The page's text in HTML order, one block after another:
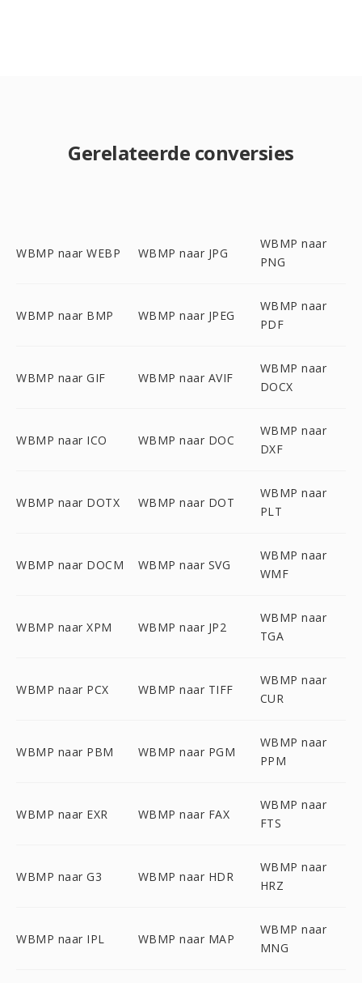
Gerelateerde conversies
WBMP naar WEBP WBMP naar JPG
WBMP naar
PNG
WBMP naar BMP WBMP naar JPEG
WBMP naar
PDF
WBMP naar GIF WBMP naar AVIF
WBMP naar
DOCX
WBMP naar ICO WBMP naar DOC
WBMP naar
DXF
WBMP naar DOTX WBMP naar DOT
WBMP naar
PLT
WBMP naar DOCM WBMP naar SVG
WBMP naar
WMF
WBMP naar XPM WBMP naar JP2
WBMP naar
TGA
WBMP naar PCX WBMP naar TIFF
WBMP naar
CUR
WBMP naar PBM WBMP naar PGM
WBMP naar
PPM
WBMP naar EXR WBMP naar FAX
WBMP naar
FTS
WBMP naar G3 WBMP naar HDR
WBMP naar
HRZ
WBMP naar IPL WBMP naar MAP
WBMP naar
MNG